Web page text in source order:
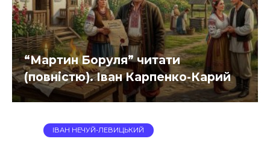
“Мартин Боруля” читати
(повністю). Іван Карпенко-Карий
ІВАН НЕЧУЙ-ЛЕВИЦЬКИЙ